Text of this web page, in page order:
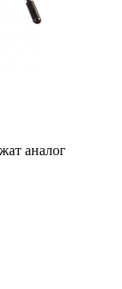
аналог